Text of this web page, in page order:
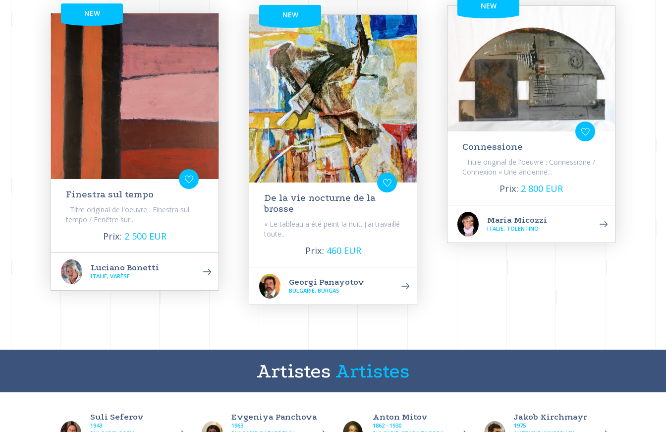
NEW
Finestra sul tempo
Titre original de l'oeuvre : Finestra sul
tempo / Fenêtre sur...
Prix: 2 500 EUR
Luciano Bonetti
ITALIE, VARÈSE
NEW
De la vie nocturne de la
brosse
« Le tableau a été peint la nuit. J'ai travaillé
toute...
Prix: 460 EUR
Georgi Panayotov
BULGARIE, BURGAS
NEW
Connessione
Titre original de l'oeuvre : Connessione /
Connexion « Une ancienne...
Prix: 2 800 EUR
Maria Micozzi
ITALIE, TOLENTINO
Artistes Artistes
Suli Seferov
1943
Evgeniya Panchova
1963
Anton Mitov
1862 - 1930
Jakob Kirchmayr
1975